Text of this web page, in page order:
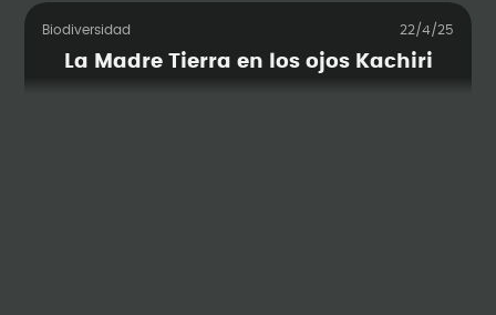
Biodiversidad 22/4/25
La Madre Tierra en los ojos Kachiri